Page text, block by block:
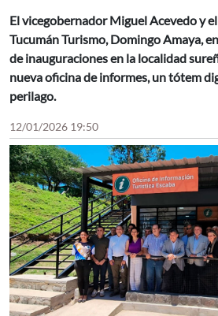
El vicegobernador Miguel Acevedo y
Tucumán Turismo, Domingo Amaya,
de inauguraciones en la localidad
nueva oficina de informes, un tótem
perilago.
12/01/2026 19:50